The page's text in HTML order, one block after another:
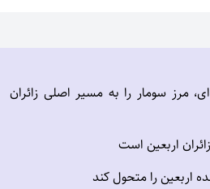
مرز سومار را به مسیر اصلی زائران
اربعین است
اربعین را متحول کند